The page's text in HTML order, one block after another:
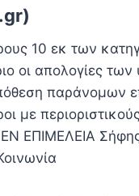
10 εκ των
οι απολογίες
παράνομων
με
EN ΕΠΙΜΕΛΕΙΑ